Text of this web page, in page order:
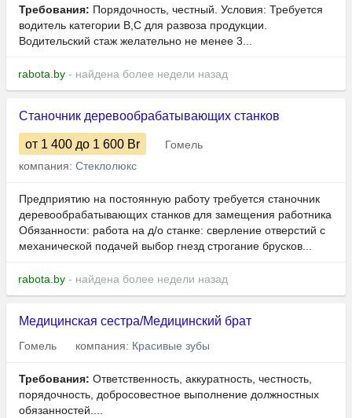
Требования: Порядочность, честный. Условия: Требуется
водитель категории B,C для развоза продукции.
Водительский стаж желательно не менее 3...
rabota.by - найдена более недели назад
Станочник деревообрабатывающих станков
от 1 400 до 1 600 Br
Гомель
компания: Стеклолюкс
Предприятию на постоянную работу требуется станочник
деревообрабатывающих станков для замещения работника
Обязанности: работа на д/о станке: сверление отверстий с
механической подачей выбор гнезд строгание брусков...
rabota.by - найдена более недели назад
Медицинская сестра/Медицинский брат
Гомель компания: Красивые зубы
Требования: Ответственность, аккуратность, честность,
порядочность, добросовестное выполнение должностных
обязанностей....